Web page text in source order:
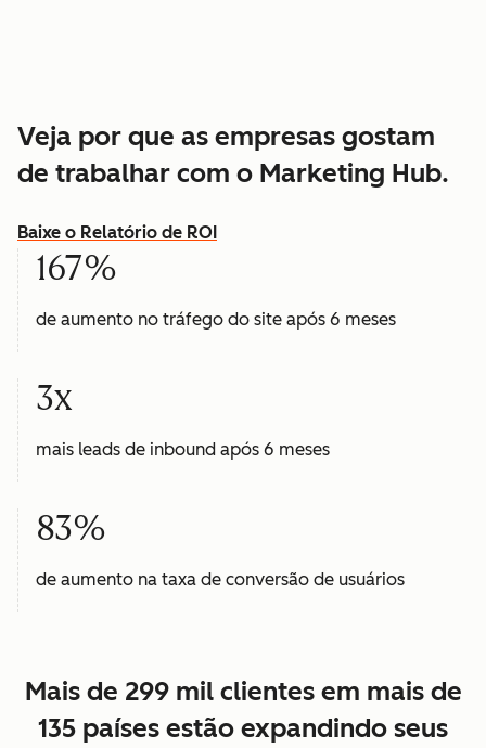
Veja por que as empresas gostam
de trabalhar com o Marketing Hub.
Baixe o Relatório de ROI
167%
de aumento no tráfego do site após 6 meses
3x
mais leads de inbound após 6 meses
83%
de aumento na taxa de conversão de usuários
Mais de 299 mil clientes em mais de
135 países estão expandindo seus